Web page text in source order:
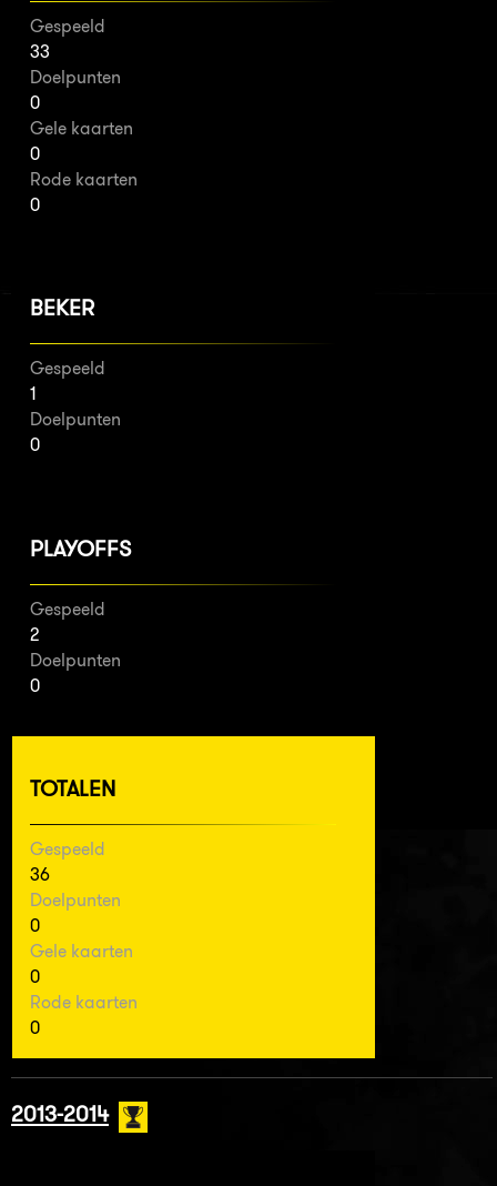
Gespeeld
33
Doelpunten
0
Gele kaarten
0
Rode kaarten
0
BEKER
Gespeeld
1
Doelpunten
0
PLAYOFFS
Gespeeld
2
Doelpunten
0
TOTALEN
Gespeeld
36
Doelpunten
0
Gele kaarten
0
Rode kaarten
0
2013-2014